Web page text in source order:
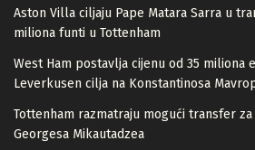
Aston Villa ciljaju Pape Matara Sarra u
miliona funti u Tottenham
West Ham postavlja cijenu od 35 miliona
Leverkusen cilja na Konstantinosa
Tottenham razmatraju mogući transfer
Georgesa Mikautadzea